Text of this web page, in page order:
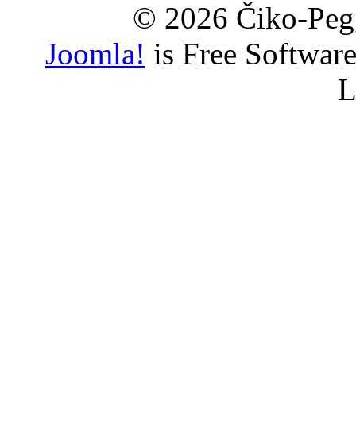
© 2026 Čiko-
Joomla! is Free